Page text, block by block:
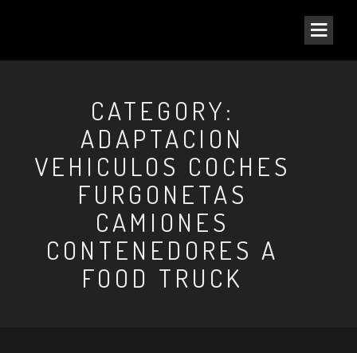
CATEGORY:
ADAPTACION
VEHICULOS COCHES
FURGONETAS
CAMIONES
CONTENEDORES A
FOOD TRUCK